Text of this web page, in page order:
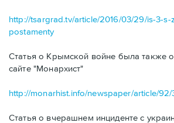
http://tsargrad.tv/article/2016/03/29/is-3-s-
postamenty
Статья о Крымской войне была также
сайте "Монархист"
http://monarhist.info/newspaper/article/
Статья о вчерашнем инциденте с